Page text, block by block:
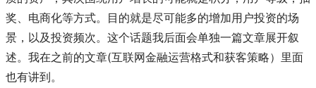
奖、电商化等方式。目的就是尽可能多的增加用户投资的场
景，以及投资频次。这个话题我后面会单独一篇文章展开叙
述。我在之前的文章(互联网金融运营格式和获客策略）里面
也有讲到。